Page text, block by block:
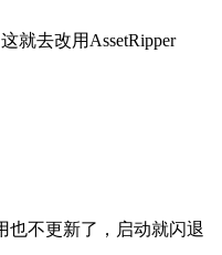
就去改用AssetRipper
也不更新了，启动就闪退